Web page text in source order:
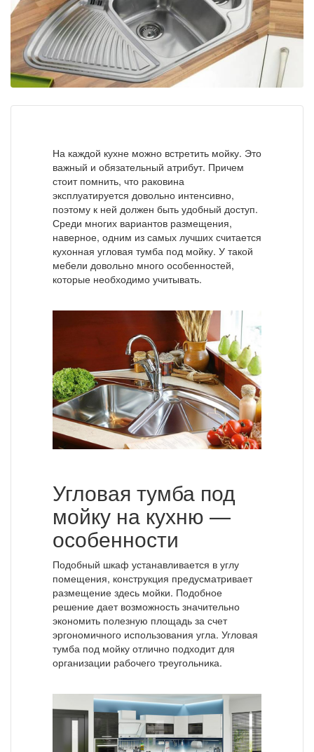
На каждой кухне можно встретить мойку. Это
важный и обязательный атрибут. Причем
стоит помнить, что раковина
эксплуатируется довольно интенсивно,
поэтому к ней должен быть удобный доступ.
Среди многих вариантов размещения,
наверное, одним из самых лучших считается
кухонная угловая тумба под мойку. У такой
мебели довольно много особенностей,
которые необходимо учитывать.
Угловая тумба под
мойку на кухню —
особенности
Подобный шкаф устанавливается в углу
помещения, конструкция предусматривает
размещение здесь мойки. Подобное
решение дает возможность значительно
экономить полезную площадь за счет
эргономичного использования угла. Угловая
тумба под мойку отлично подходит для
организации рабочего треугольника.